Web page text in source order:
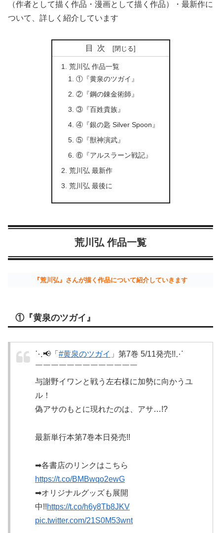
（作者として描く作品・漫画として描く作品）・最新作に
ついて、詳しく紹介しています
目次
荒川弘 作品一覧
①『黄泉のツガイ』
②『鋼の錬金術師』
③『百姓貴族』
④『銀の匙 Silver Spoon』
⑤『獣神演武』
⑥『アルスラーン戦記』
荒川弘 最新作
荒川弘 最後に
荒川弘 作品一覧
『荒川弘』さんが描く作品について紹介していきます
①『黄泉のツガイ』
⋱📢「 #黄泉のツガイ 」第7巻 5/11発売!!⋰
￣￣￣￣￣￣￣￣￣￣￣￣￣
与謝野イワンと戦う左右様に加勢に向かうユ
ル！
偽アサのもとに現れたのは、アサ…!?
最新単行本第7巻本日発売!!
➡各書店のリンクはこちら
https://t.co/BMBwqo2ewG
➡オリジナルグッズも展開
中!!https://t.co/h6y8Tb8JKV
pic.twitter.com/21S0M53wnt